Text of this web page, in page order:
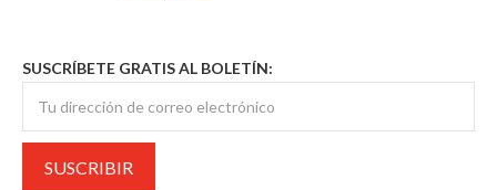
SUSCRÍBETE GRATIS AL BOLETÍN: